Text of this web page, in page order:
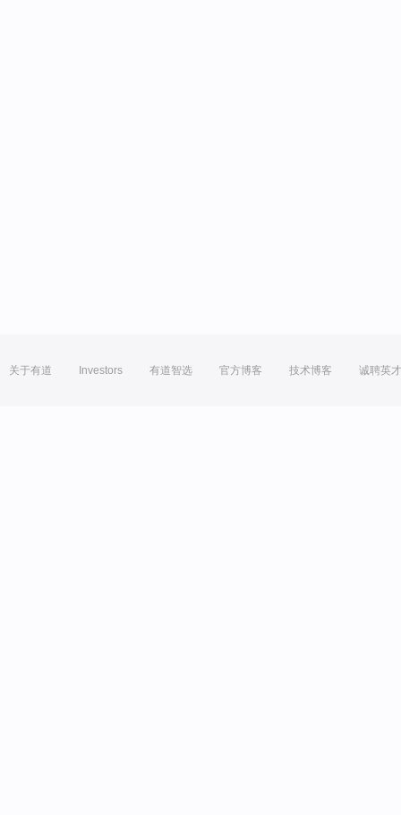
关于有道 Investors 有道智选 官方博客 技术博客 诚聘英才